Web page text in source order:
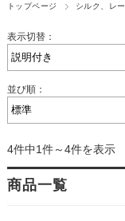
トップページ シルク、レ
表示切替：
並び順：
4件中1件～4件を表示
商品一覧